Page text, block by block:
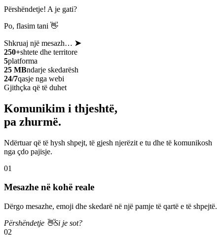
Përshëndetje! A je gati?
Po, flasim tani 👋
Shkruaj një mesazh… ➤
250+shtete dhe territore
5platforma
25 MBndarje skedarësh
24/7qasje nga webi
Gjithçka që të duhet
Komunikim i thjeshtë,
pa zhurmë.
Ndërtuar që të hysh shpejt, të gjesh njerëzit e tu dhe të komunikosh
nga çdo pajisje.
01
Mesazhe në kohë reale
Dërgo mesazhe, emoji dhe skedarë në një pamje të qartë e të shpejtë.
Përshëndetje 👋Si je sot?
02